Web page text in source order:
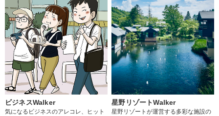
ビジネスWalker
気になるビジネスのアレコレ、ヒット
星野リゾートWalker
星野リゾートが運営する多彩な施設の